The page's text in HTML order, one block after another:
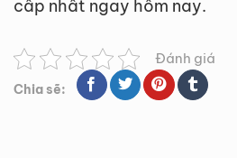
cấp nhất ngay hôm nay.
Đánh giá
Chia sẽ: